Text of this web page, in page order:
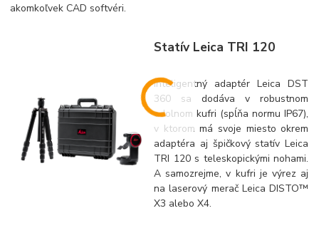
akomkoľvek CAD softvéri.
Statív Leica TRI 120
Inteligentný adaptér Leica DST
360 sa dodáva v robustnom
odolnom kufri (spĺňa normu IP67),
v ktorom má svoje miesto okrem
adaptéra aj špičkový statív Leica
TRI 120 s teleskopickými nohami.
A samozrejme, v kufri je výrez aj
na laserový merač Leica DISTO™
X3 alebo X4.